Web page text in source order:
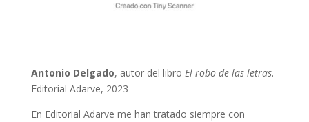
Antonio Delgado, autor del libro El robo de las letras.
Editorial Adarve, 2023
En Editorial Adarve me han tratado siempre con